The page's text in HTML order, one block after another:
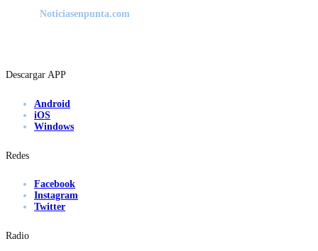
Noticiasenpunta.com
Descargar APP
Android
iOS
Windows
Redes
Facebook
Instagram
Twitter
Radio